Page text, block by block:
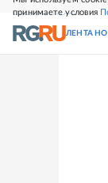
принимаете условия
СВЕЖИЙ НОМЕР
ЛЕНТА